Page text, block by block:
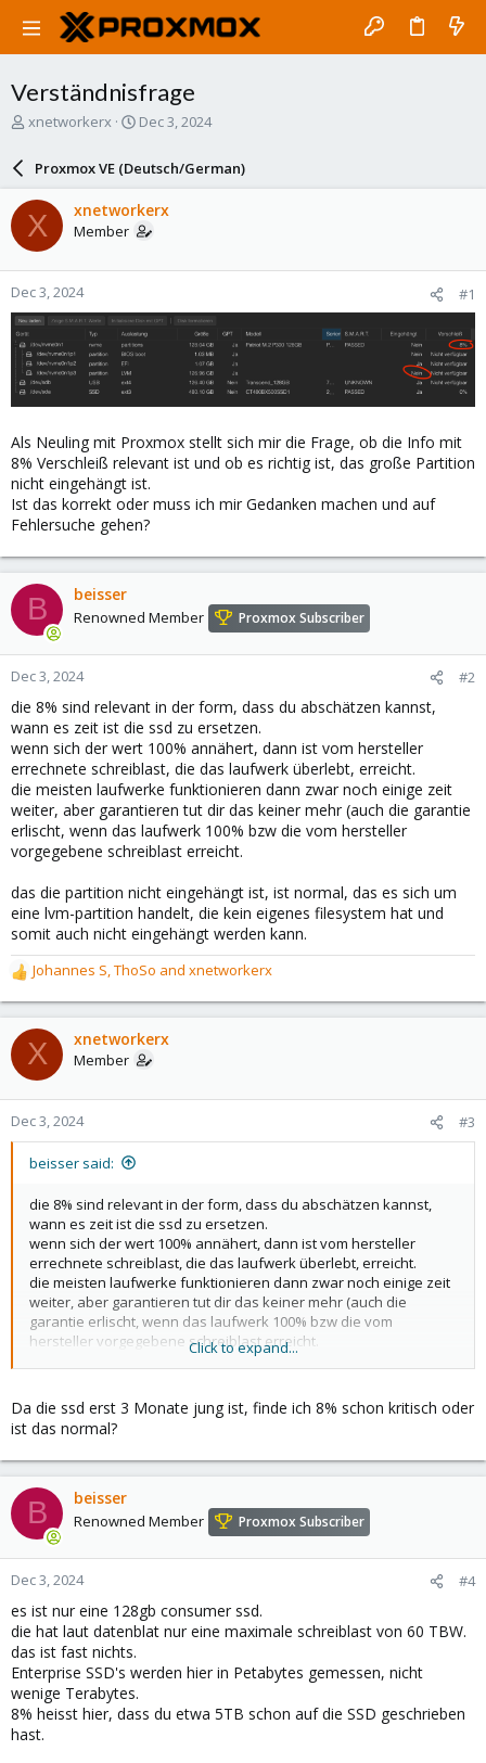
Verständnisfrage
T
a
d
s
t
a
r
t
e
r
xnetworkerx
S
r
d
a
e
Dec 3, 2024
Proxmox VE (Deutsch/German)
X xnetworkerx
Member
Dec 3, 2024 #1
Als Neuling mit Proxmox stellt sich mir die Frage, ob die Info mit
8% Verschleiß relevant ist und ob es richtig ist, das große Partition
nicht eingehängt ist.
Ist das korrekt oder muss ich mir Gedanken machen und auf
Fehlersuche gehen?
B beisser
Renowned Member Proxmox Subscriber
Dec 3, 2024 #2
die 8% sind relevant in der form, dass du abschätzen kannst,
wann es zeit ist die ssd zu ersetzen.
wenn sich der wert 100% annähert, dann ist vom hersteller
errechnete schreiblast, die das laufwerk überlebt, erreicht.
die meisten laufwerke funktionieren dann zwar noch einige zeit
weiter, aber garantieren tut dir das keiner mehr (auch die garantie
erlischt, wenn das laufwerk 100% bzw die vom hersteller
vorgegebene schreiblast erreicht.
das die partition nicht eingehängt ist, ist normal, das es sich um
eine lvm-partition handelt, die kein eigenes filesystem hat und
somit auch nicht eingehängt werden kann.
R
e
a
c
t
o
n
Johannes S,ThoSo and xnetworkerx
X xnetworkerx
Member
Dec 3, 2024 #3
beisser said:
die 8% sind relevant in der form, dass du abschätzen kannst,
wann es zeit ist die ssd zu ersetzen.
wenn sich der wert 100% annähert, dann ist vom hersteller
errechnete schreiblast, die das laufwerk überlebt, erreicht.
die meisten laufwerke funktionieren dann zwar noch einige zeit
weiter, aber garantieren tut dir das keiner mehr (auch die
garantie erlischt, wenn das laufwerk 100% bzw die vom
hersteller vorgegebene schreiblast erreicht.
eine lvm-partition handelt, die kein eigenes filesystem hat und
somit auch nicht eingehängt werden kann.
Click to expand...
Da die ssd erst 3 Monate jung ist, finde ich 8% schon kritisch oder
ist das normal?
B beisser
Renowned Member Proxmox Subscriber
Dec 3, 2024 #4
es ist nur eine 128gb consumer ssd.
die hat laut datenblat nur eine maximale schreiblast von 60 TBW.
das ist fast nichts.
Enterprise SSD's werden hier in Petabytes gemessen, nicht
wenige Terabytes.
8% heisst hier, dass du etwa 5TB schon auf die SSD geschrieben
hast.